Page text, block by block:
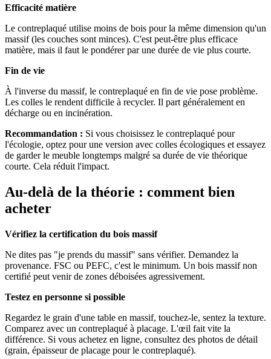
Efficacité matière
Le contreplaqué utilise moins de bois pour la même dimension qu'un
massif (les couches sont minces). C'est peut-être plus efficace
matière, mais il faut le pondérer par une durée de vie plus courte.
Fin de vie
À l'inverse du massif, le contreplaqué en fin de vie pose problème.
Les colles le rendent difficile à recycler. Il part généralement en
décharge ou en incinération.
Recommandation : Si vous choisissez le contreplaqué pour
l'écologie, optez pour une version avec colles écologiques et essayez
de garder le meuble longtemps malgré sa durée de vie théorique
courte. Cela réduit l'impact.
Au-delà de la théorie : comment bien
acheter
Vérifiez la certification du bois massif
Ne dites pas "je prends du massif" sans vérifier. Demandez la
provenance. FSC ou PEFC, c'est le minimum. Un bois massif non
certifié peut venir de zones déboisées agressivement.
Testez en personne si possible
Regardez le grain d'une table en massif, touchez-le, sentez la texture.
Comparez avec un contreplaqué à placage. L'œil fait vite la
différence. Si vous achetez en ligne, consultez des photos de détail
(grain, épaisseur de placage pour le contreplaqué).